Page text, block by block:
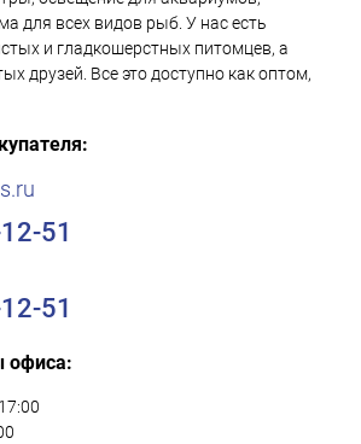
для всех видов рыб. У нас есть
и гладкошерстных питомцев, а
друзей. Все это доступно как оптом,
51
51
офиса: